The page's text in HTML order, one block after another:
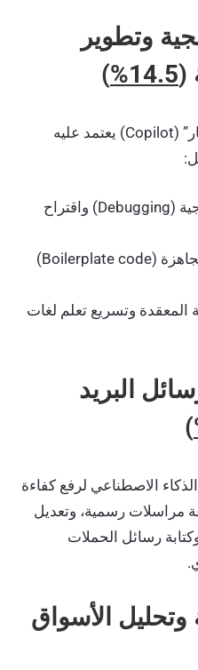
وتطوير
(
14.5%
)
تحول التطبيق إلى “مساعد طيار” (Copilot) يعتمد عليه
اكتشاف الأخطاء البرمجية (Debugging) واقتراح
توليد الأكواد النمطية الجاهزة (Boilerplate code)
المعقدة وتسريع تعلم لغات
البريد
)
الاصطناعي لرفع كفاءة
مراسلات رسمية، وتعديل
رسائل الحملات
وتحليل الأسواق